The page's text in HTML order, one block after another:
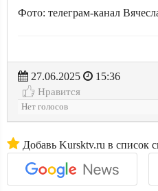
Фото: телеграм-канал
27.06.2025
15:36
Нравится
Нет голосов
Добавь Kursktv.ru в список